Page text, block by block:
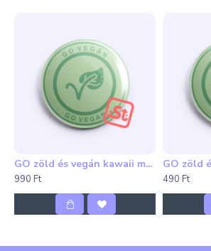
GO zöld és vegán kawaii mentes hűtőmágnes
990 Ft 490 Ft